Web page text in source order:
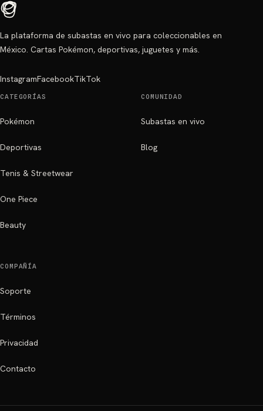
La plataforma de subastas en vivo para coleccionables en
México. Cartas Pokémon, deportivas, juguetes y más.
InstagramFacebookTikTok
CATEGORÍAS
Pokémon
Deportivas
Tenis & Streetwear
One Piece
Beauty
COMUNIDAD
Subastas en vivo
Blog
COMPAÑÍA
Soporte
Términos
Privacidad
Contacto